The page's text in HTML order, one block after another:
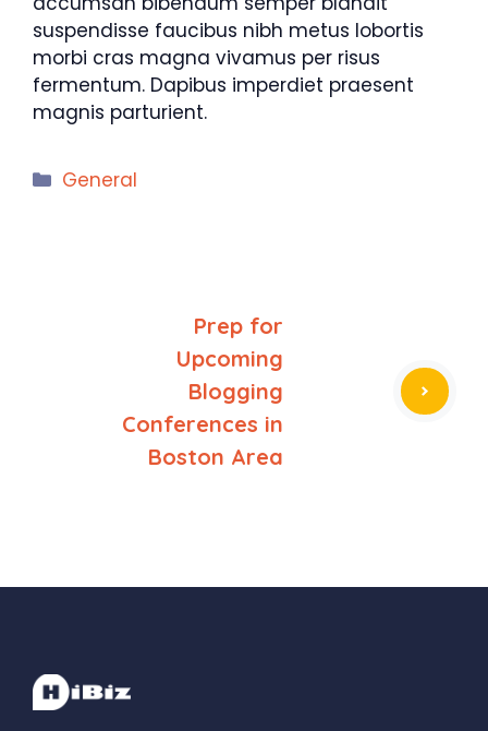
suspendisse faucibus nibh metus lobortis
morbi cras magna vivamus per risus
fermentum. Dapibus imperdiet praesent
magnis parturient.
Categories
General
Prep for
Upcoming
Blogging
Conferences in
Boston Area